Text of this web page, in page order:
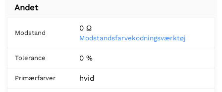
Andet
Modstand
0 Ω
Modstandsfarvekodningsværktøj
Tolerance 0 %
Primærfarver hvid